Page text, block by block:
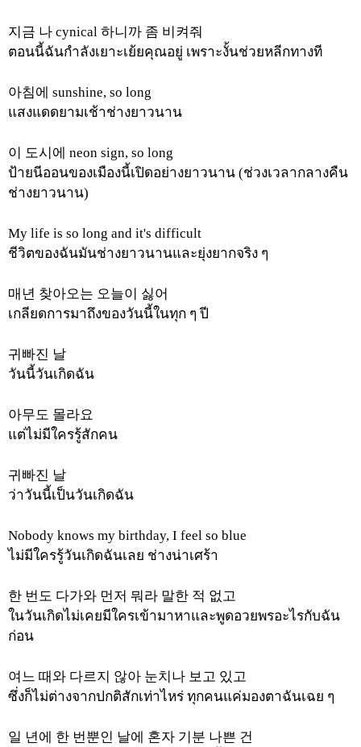
지금 나 cynical 하니까 좀 비켜줘
ตอนนี้ฉันกำลังเยาะเย้ยคุณอยู่ เพราะงั้นช่วยหลีกทางที
아침에 sunshine, so long
แสงแดดยามเช้าช่างยาวนาน
이 도시에 neon sign, so long
ป้ายนีออนของเมืองนี้เปิดอย่างยาวนาน (ช่วงเวลากลางคืน
ช่างยาวนาน)
My life is so long and it's difficult
ชีวิตของฉันมันช่างยาวนานและยุ่งยากจริง ๆ
매년 찾아오는 오늘이 싫어
เกลียดการมาถึงของวันนี้ในทุก ๆ ปี
귀빠진 날
วันนี้วันเกิดฉัน
아무도 몰라요
แต่ไม่มีใครรู้สักคน
귀빠진 날
ว่าวันนี้เป็นวันเกิดฉัน
Nobody knows my birthday, I feel so blue
ไม่มีใครรู้วันเกิดฉันเลย ช่างน่าเศร้า
한 번도 다가와 먼저 뭐라 말한 적 없고
ในวันเกิดไม่เคยมีใครเข้ามาหาและพูดอวยพรอะไรกับฉัน
ก่อน
여느 때와 다르지 않아 눈치나 보고 있고
ซึ่งก็ไม่ต่างจากปกติสักเท่าไหร่ ทุกคนแค่มองตาฉันเฉย ๆ
일 년에 한 번뿐인 날에 혼자 기분 나쁜 건